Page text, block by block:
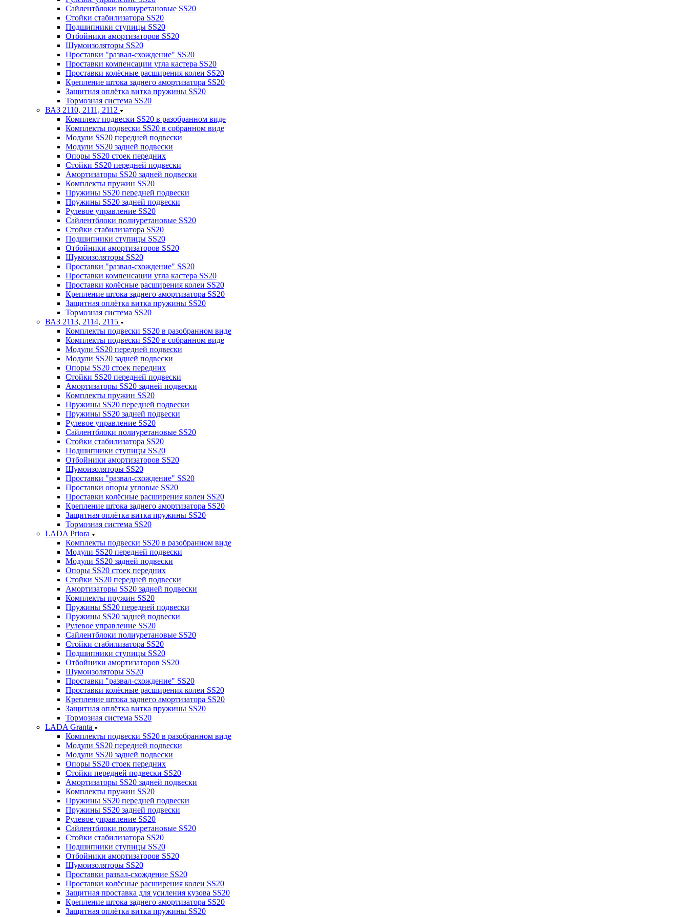
Сайлентблоки полиуретановые SS20
Стойки стабилизатора SS20
Подшипники ступицы SS20
Отбойники амортизаторов SS20
Шумоизоляторы SS20
Проставки "развал-схождение" SS20
Проставки компенсации угла кастера SS20
Проставки колёсные расширения колеи SS20
Крепление штока заднего амортизатора SS20
Защитная оплётка витка пружины SS20
Тормозная система SS20
ВАЗ 2110, 2111, 2112
Комплект подвески SS20 в разобранном виде
Комплекты подвески SS20 в собранном виде
Модули SS20 передней подвески
Модули SS20 задней подвески
Опоры SS20 стоек передних
Стойки SS20 передней подвески
Амортизаторы SS20 задней подвески
Комплекты пружин SS20
Пружины SS20 передней подвески
Пружины SS20 задней подвески
Рулевое управление SS20
Сайлентблоки полиуретановые SS20
Стойки стабилизатора SS20
Подшипники ступицы SS20
Отбойники амортизаторов SS20
Шумоизоляторы SS20
Проставки "развал-схождение" SS20
Проставки компенсации угла кастера SS20
Проставки колёсные расширения колеи SS20
Крепление штока заднего амортизатора SS20
Защитная оплётка витка пружины SS20
Тормозная система SS20
ВАЗ 2113, 2114, 2115
Комплекты подвески SS20 в разобранном виде
Комплекты подвески SS20 в собранном виде
Модули SS20 передней подвески
Модули SS20 задней подвески
Опоры SS20 стоек передних
Стойки SS20 передней подвески
Амортизаторы SS20 задней подвески
Комплекты пружин SS20
Пружины SS20 передней подвески
Пружины SS20 задней подвески
Рулевое управление SS20
Сайлентблоки полиуретановые SS20
Стойки стабилизатора SS20
Подшипники ступицы SS20
Отбойники амортизаторов SS20
Шумоизоляторы SS20
Проставки "развал-схождение" SS20
Проставки опоры угловые SS20
Проставки колёсные расширения колеи SS20
Крепление штока заднего амортизатора SS20
Защитная оплётка витка пружины SS20
Тормозная система SS20
LADA Priora
Комплекты подвески SS20 в разобранном виде
Модули SS20 передней подвески
Модули SS20 задней подвески
Опоры SS20 стоек передних
Стойки SS20 передней подвески
Амортизаторы SS20 задней подвески
Комплекты пружин SS20
Пружины SS20 передней подвески
Пружины SS20 задней подвески
Рулевое управление SS20
Сайлентблоки полиуретановые SS20
Стойки стабилизатора SS20
Подшипники ступицы SS20
Отбойники амортизаторов SS20
Шумоизоляторы SS20
Проставки "развал-схождение" SS20
Проставки колёсные расширения колеи SS20
Крепление штока заднего амортизатора SS20
Защитная оплётка витка пружины SS20
Тормозная система SS20
LADA Granta
Комплекты подвески SS20 в разобранном виде
Модули SS20 передней подвески
Модули SS20 задней подвески
Опоры SS20 стоек передних
Стойки передней подвески SS20
Амортизаторы SS20 задней подвески
Комплекты пружин SS20
Пружины SS20 передней подвески
Пружины SS20 задней подвески
Рулевое управление SS20
Сайлентблоки полиуретановые SS20
Стойки стабилизатора SS20
Подшипники ступицы SS20
Отбойники амортизаторов SS20
Шумоизоляторы SS20
Проставки развал-схождение SS20
Проставки колёсные расширения колеи SS20
Защитная проставка для усиления кузова SS20
Крепление штока заднего амортизатора SS20
Защитная оплётка витка пружины SS20